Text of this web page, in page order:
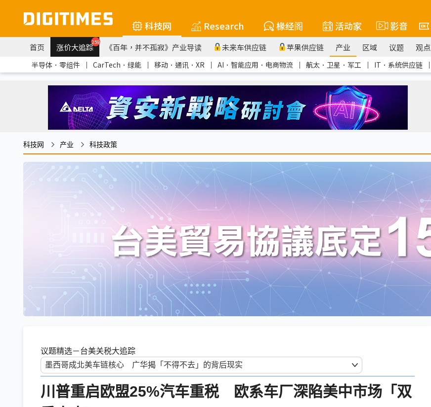
科技网 Research 椽经阁 活动家 影音
首页 涨价大追踪259 《百年，并不孤寂》产业导读 未来车供应链 苹果供应链 产业 区域 议题 观点
半导体．零组件 ｜ CarTech．绿能 ｜ 移动．通讯．XR ｜ AI．智能应用．电商物流 ｜ 航太．卫星．军工 ｜ IT．系统供应链 ｜
科技网 产业 科技政策
议题精选－台美关税大追踪
川普重启欧盟25%汽车重税 欧系车厂深陷美中市场「双